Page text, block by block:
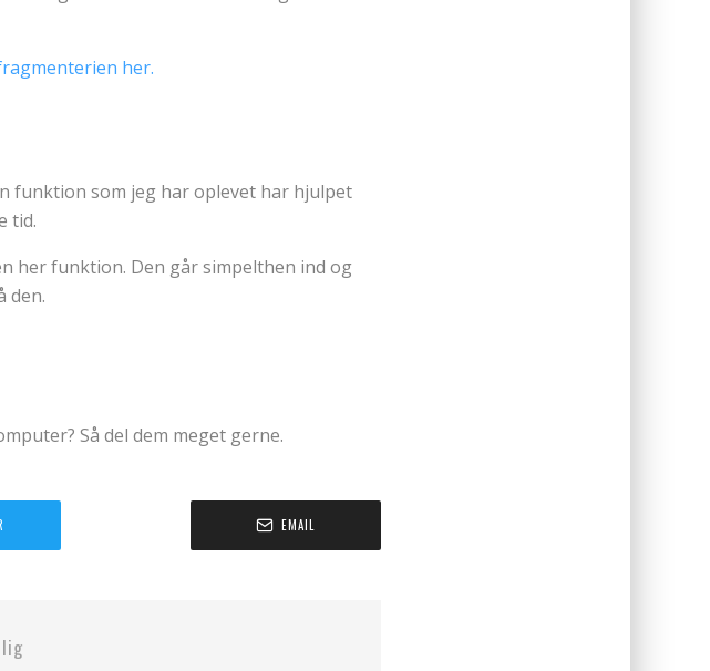
her.
funktion som jeg har oplevet har hjulpet
tid.
her funktion. Den går simpelthen ind og
den.
Så del dem meget gerne.
EMAIL